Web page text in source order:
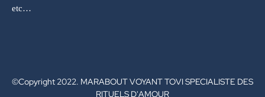
etc…
©Copyright 2022. MARABOUT VOYANT TOVI SPECIALISTE DES
RITUELS D'AMOUR